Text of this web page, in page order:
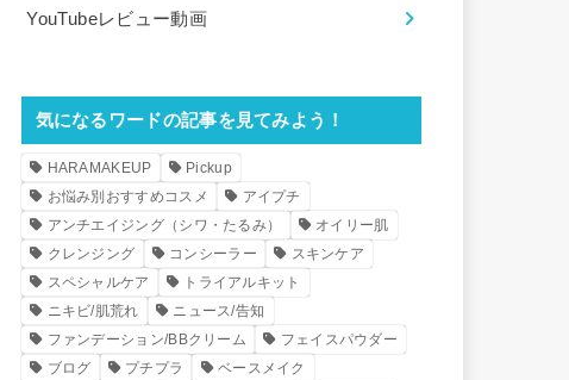
YouTubeレビュー動画
気になるワードの記事を見てみよう！
HARAMAKEUP
Pickup
お悩み別おすすめコスメ
アイプチ
アンチエイジング（シワ・たるみ）
オイリー肌
クレンジング
コンシーラー
スキンケア
スペシャルケア
トライアルキット
ニキビ/肌荒れ
ニュース/告知
ファンデーション/BBクリーム
フェイスパウダー
ブログ
プチプラ
ベースメイク